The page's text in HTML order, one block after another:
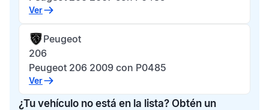
Ver
Peugeot
206
Peugeot 206 2009 con P0485
Ver
¿Tu vehículo no está en la lista? Obtén un